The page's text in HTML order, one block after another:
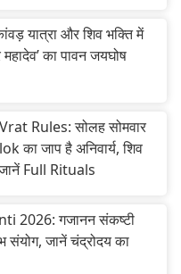
यात्रा और शिव भक्ति में
महादेव’ का पावन जयघोष
Rules: सोलह सोमवार
का जाप है अनिवार्य, शिव
जानें Full Rituals
2026: गजानन संकष्टी
संयोग, जानें चंद्रोदय का